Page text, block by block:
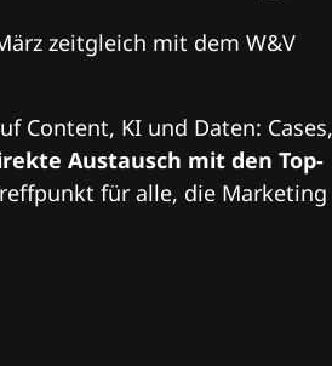
zeitgleich mit dem W&V
Content, KI und Daten: Cases,
Austausch mit den Top-
für alle, die Marketing